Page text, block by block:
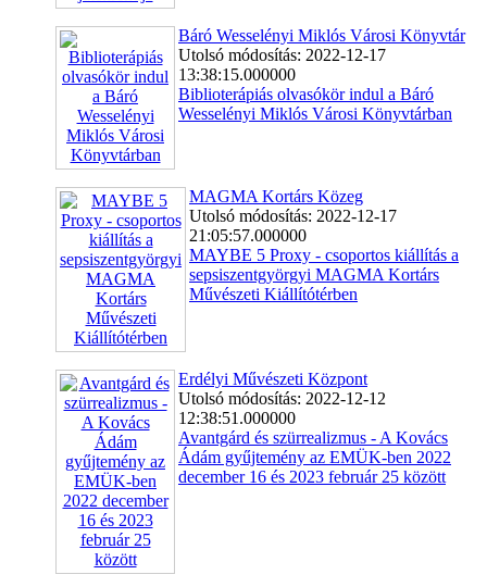
Báró Wesselényi Miklós Városi Könyvtár
Utolsó módosítás: 2022-12-17
13:38:15.000000
Biblioterápiás olvasókör indul a Báró
Wesselényi Miklós Városi Könyvtárban
MAGMA Kortárs Közeg
Utolsó módosítás: 2022-12-17
21:05:57.000000
MAYBE 5 Proxy - csoportos kiállítás a
sepsiszentgyörgyi MAGMA Kortárs
Művészeti Kiállítótérben
Erdélyi Művészeti Központ
Utolsó módosítás: 2022-12-12
12:38:51.000000
Avantgárd és szürrealizmus - A Kovács
Ádám gyűjtemény az EMÜK-ben 2022
december 16 és 2023 február 25 között